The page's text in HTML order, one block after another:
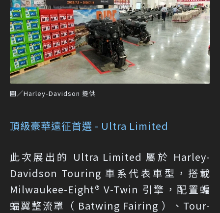
圖／Harley-Davidson 提供
頂級豪華遠征首選 - Ultra Limited
此次展出的 Ultra Limited 屬於 Harley-
Davidson Touring 車系代表車型，搭載
Milwaukee-Eight® V-Twin 引擎，配置蝙
蝠翼整流罩（ Batwing Fairing ）、Tour-